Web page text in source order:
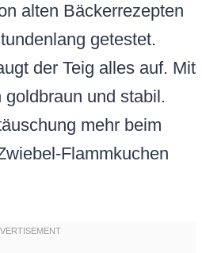
alten Bäckerrezepten
getestet.
der Teig alles auf. Mit
und stabil.
mehr beim
Flammkuchen